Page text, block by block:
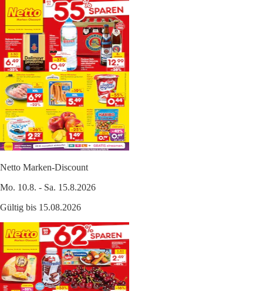
Netto Marken-Discount
Mo. 10.8. - Sa. 15.8.2026
Gültig bis 15.08.2026